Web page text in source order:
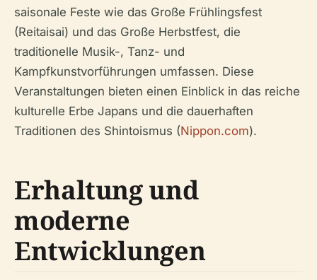
saisonale Feste wie das Große Frühlingsfest
(Reitaisai) und das Große Herbstfest, die
traditionelle Musik-, Tanz- und
Kampfkunstvorführungen umfassen. Diese
Veranstaltungen bieten einen Einblick in das reiche
kulturelle Erbe Japans und die dauerhaften
Traditionen des Shintoismus (Nippon.com).
Erhaltung und
moderne
Entwicklungen